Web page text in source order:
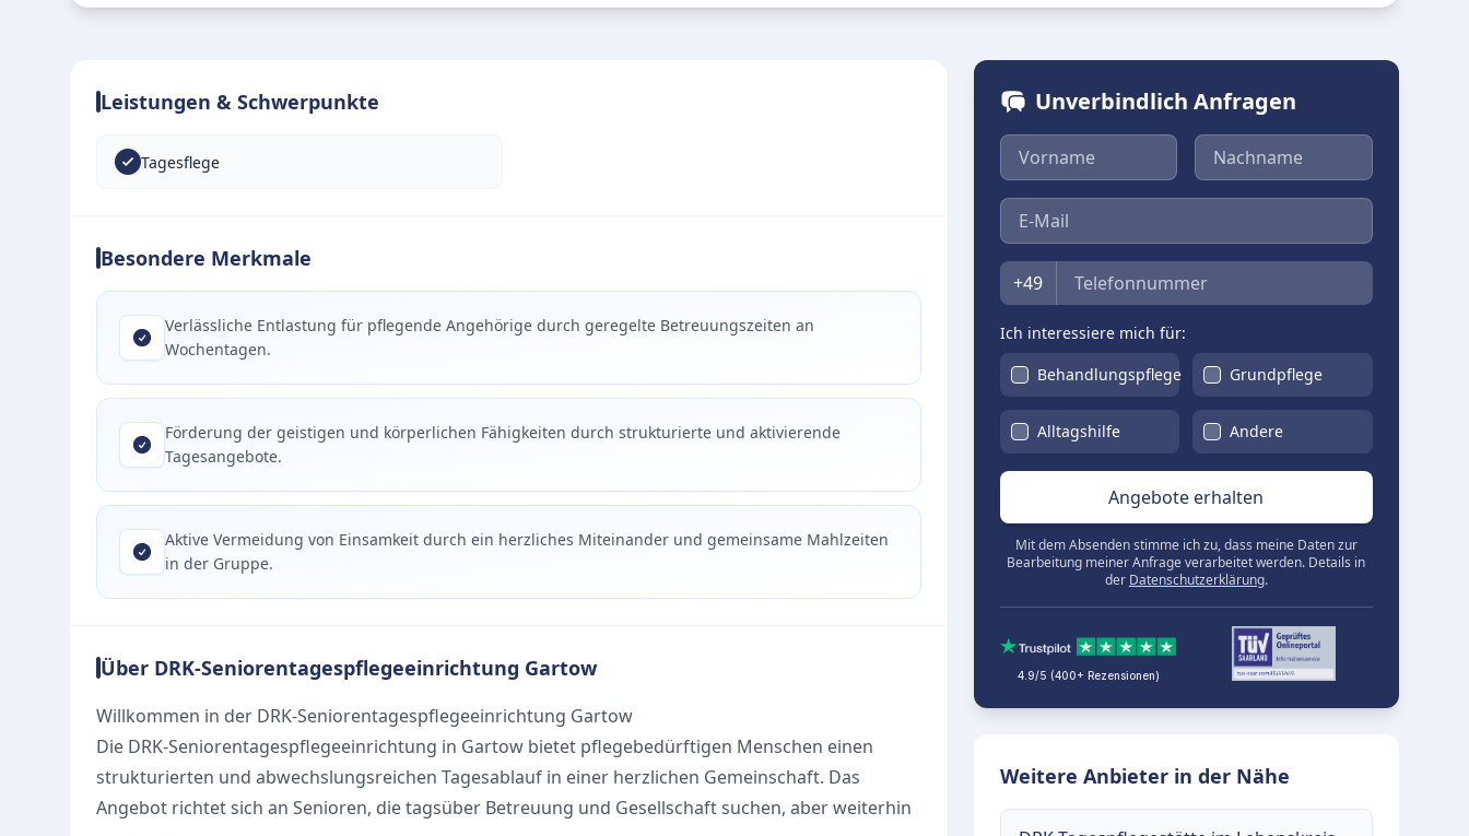
Leistungen & Schwerpunkte
Tagesflege
Besondere Merkmale
Verlässliche Entlastung für pflegende Angehörige durch geregelte Betreuungszeiten an
Wochentagen.
Förderung der geistigen und körperlichen Fähigkeiten durch strukturierte und aktivierende
Tagesangebote.
Aktive Vermeidung von Einsamkeit durch ein herzliches Miteinander und gemeinsame Mahlzeiten
in der Gruppe.
Über DRK-Seniorentagespflegeeinrichtung Gartow
Willkommen in der DRK-Seniorentagespflegeeinrichtung Gartow
Die DRK-Seniorentagespflegeeinrichtung in Gartow bietet pflegebedürftigen Menschen einen
strukturierten und abwechslungsreichen Tagesablauf in einer herzlichen Gemeinschaft. Das
Angebot richtet sich an Senioren, die tagsüber Betreuung und Gesellschaft suchen, aber weiterhin
Unverbindlich Anfragen
Vorname Nachname
E-Mail
Telefon
+49
Ich interessiere mich für:
Behandlungspflege
Grundpflege
Alltagshilfe Andere
Angebote erhalten
Mit dem Absenden stimme ich zu, dass meine Daten zur
Bearbeitung meiner Anfrage verarbeitet werden. Details in
der Datenschutzerklärung.
4.9/5 (400+ Rezensionen)
Weitere Anbieter in der Nähe